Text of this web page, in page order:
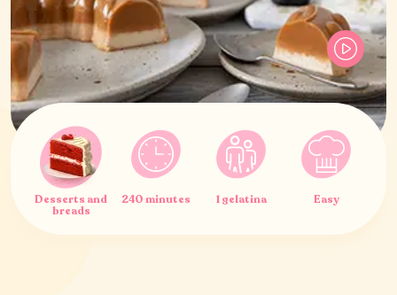
Desserts and
breads
240 minutes 1 gelatina Easy